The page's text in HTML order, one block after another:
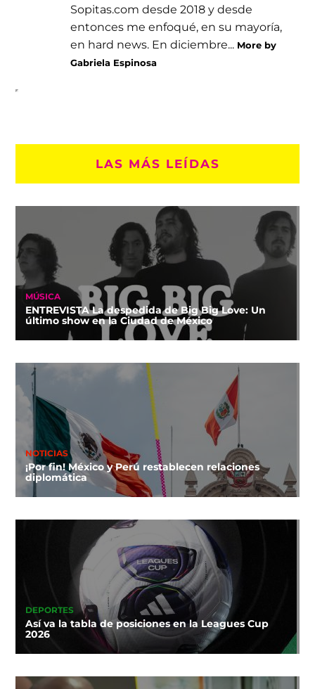
Sopitas.com desde 2018 y desde
entonces me enfoqué, en su mayoría,
en hard news. En diciembre... More by
Gabriela Espinosa
LAS MÁS LEÍDAS
MÚSICA
ENTREVISTA La despedida de Big Big Love: Un
último show en la Ciudad de México
NOTICIAS
¡Por fin! México y Perú restablecen relaciones
diplomática
DEPORTES
Así va la tabla de posiciones en la Leagues Cup
2026